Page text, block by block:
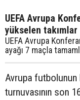
UEFA Avrupa
yükselen
UEFA Avrupa
ayağı 7 maçla
Avrupa futbolunun
turnuvasının son